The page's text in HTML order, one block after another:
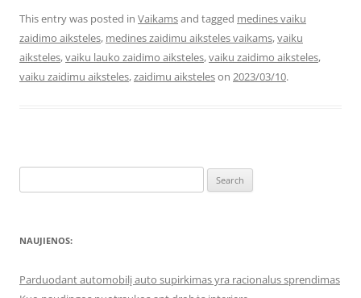
This entry was posted in Vaikamsand tagged medines vaiku
zaidimo aiksteles, medines zaidimu aiksteles vaikams,vaiku
aiksteles,vaiku lauko zaidimo aiksteles,vaiku zaidimo aiksteles,
vaiku zaidimu aiksteles,zaidimu aiksteleson 2023/03/10.
for:
NAUJIENOS:
Parduodant automobilį auto supirkimas yra racionalus sprendimas